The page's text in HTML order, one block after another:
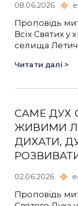
08.06.2026
Проповідь
Всіх Святих у
селища
Читати далі >
САМЕ ДУХ
ЖИВИМИ
ДИХАТИ,
02.06.2026
Проповідь